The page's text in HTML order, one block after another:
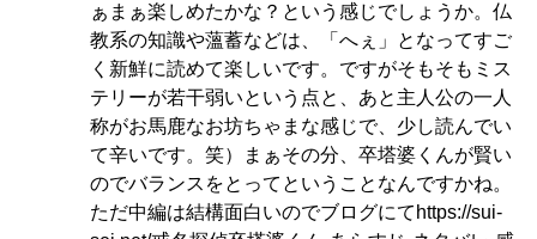
ぁまぁ楽しめたかな？という感じでしょうか。仏
教系の知識や薀蓄などは、「へぇ」となってすご
く新鮮に読めて楽しいです。ですがそもそもミス
テリーが若干弱いという点と、あと主人公の一人
称がお馬鹿なお坊ちゃまな感じで、少し読んでい
て辛いです。笑）まぁその分、卒塔婆くんが賢い
のでバランスをとってということなんですかね。
ただ中編は結構面白いのでブログにてhttps://sui-